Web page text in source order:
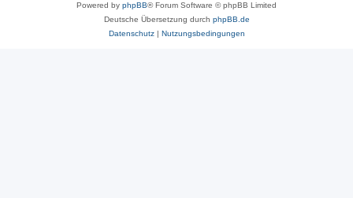
Powered by phpBB® Forum Software © phpBB Limited
Deutsche Übersetzung durch phpBB.de
Datenschutz| Nutzungsbedingungen